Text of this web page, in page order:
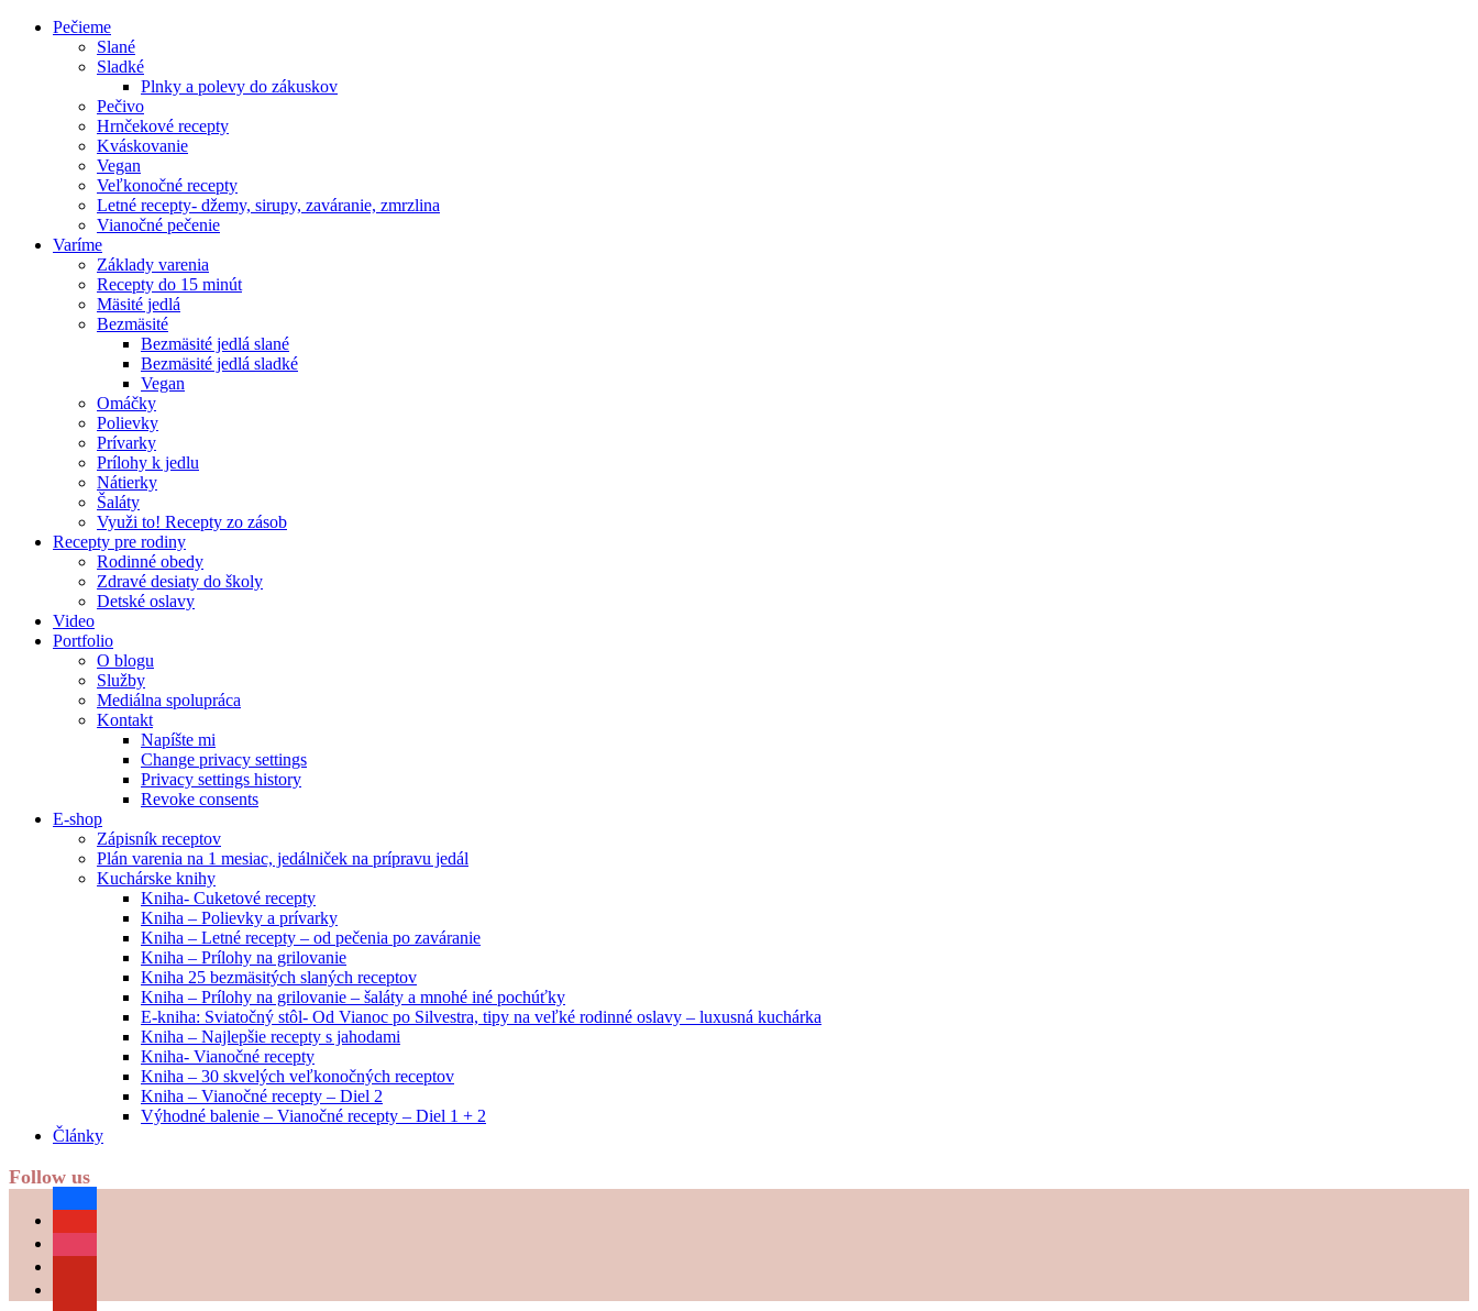
Pečieme
Slané
Sladké
Plnky a polevy do zákuskov
Pečivo
Hrnčekové recepty
Kváskovanie
Vegan
Veľkonočné recepty
Letné recepty- džemy, sirupy, zaváranie, zmrzlina
Vianočné pečenie
Varíme
Základy varenia
Recepty do 15 minút
Mäsité jedlá
Bezmäsité
Bezmäsité jedlá slané
Bezmäsité jedlá sladké
Vegan
Omáčky
Polievky
Prívarky
Prílohy k jedlu
Nátierky
Šaláty
Využi to! Recepty zo zásob
Recepty pre rodiny
Rodinné obedy
Zdravé desiaty do školy
Detské oslavy
Video
Portfolio
O blogu
Služby
Mediálna spolupráca
Kontakt
Napíšte mi
Change privacy settings
Privacy settings history
Revoke consents
E-shop
Zápisník receptov
Plán varenia na 1 mesiac, jedálniček na prípravu jedál
Kuchárske knihy
Kniha- Cuketové recepty
Kniha – Polievky a prívarky
Kniha – Letné recepty – od pečenia po zaváranie
Kniha – Prílohy na grilovanie
Kniha 25 bezmäsitých slaných receptov
Kniha – Prílohy na grilovanie – šaláty a mnohé iné pochúťky
E-kniha: Sviatočný stôl- Od Vianoc po Silvestra, tipy na veľké rodinné oslavy – luxusná kuchárka
Kniha – Najlepšie recepty s jahodami
Kniha- Vianočné recepty
Kniha – 30 skvelých veľkonočných receptov
Kniha – Vianočné recepty – Diel 2
Výhodné balenie – Vianočné recepty – Diel 1 + 2
Články
Follow us